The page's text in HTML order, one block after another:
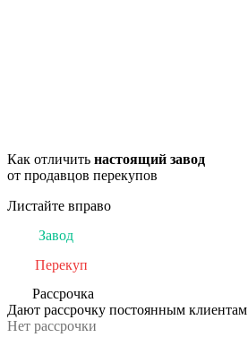
Как отличить настоящий завод
от продавцов перекупов
Листайте вправо
Завод
Перекуп
Рассрочка
Дают рассрочку постоянным клиентам
Нет рассрочки